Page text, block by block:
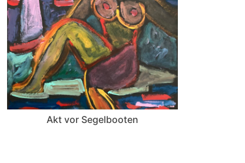
Akt vor Segelbooten